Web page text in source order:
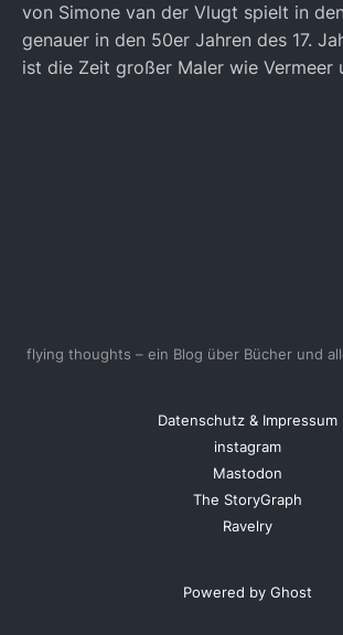
von Simone van der Vlugt spielt in
genauer in den 50er Jahren des 17.
ist die Zeit großer Maler wie Vermeer
flying thoughts – ein Blog über Bücher und
Datenschutz & Impressum
instagram
Mastodon
The StoryGraph
Ravelry
Powered by Ghost